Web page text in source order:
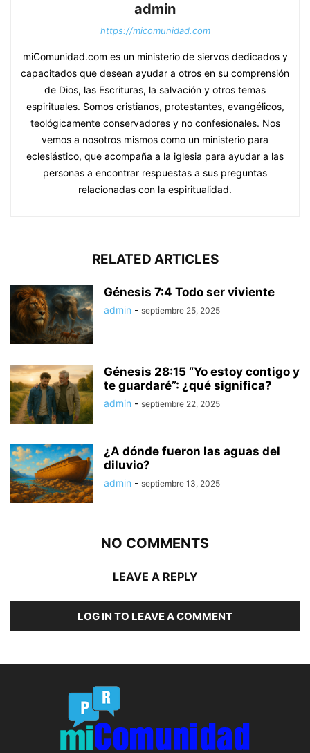
admin
https://micomunidad.com
miComunidad.com es un ministerio de siervos dedicados y
capacitados que desean ayudar a otros en su comprensión
de Dios, las Escrituras, la salvación y otros temas
espirituales. Somos cristianos, protestantes, evangélicos,
teológicamente conservadores y no confesionales. Nos
vemos a nosotros mismos como un ministerio para
eclesiástico, que acompaña a la iglesia para ayudar a las
personas a encontrar respuestas a sus preguntas
relacionadas con la espiritualidad.
RELATED ARTICLES
Génesis 7:4 Todo ser viviente
admin - septiembre 25, 2025
Génesis 28:15 “Yo estoy contigo y
te guardaré”: ¿qué significa?
admin - septiembre 22, 2025
¿A dónde fueron las aguas del
diluvio?
admin - septiembre 13, 2025
NO COMMENTS
LEAVE A REPLY
LOG IN TO LEAVE A COMMENT